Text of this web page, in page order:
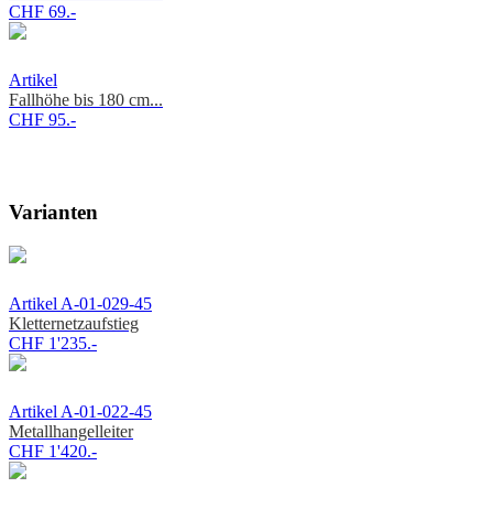
CHF 69.-
Artikel
Fallhöhe bis 180 cm...
CHF 95.-
Varianten
Artikel A-01-029-45
Kletternetzaufstieg
CHF 1'235.-
Artikel A-01-022-45
Metallhangelleiter
CHF 1'420.-